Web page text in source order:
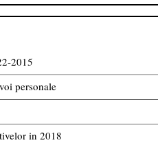
2015
personale
in 2018